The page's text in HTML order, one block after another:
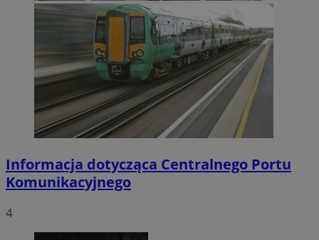
Informacja dotycząca Centralnego Portu
Komunikacyjnego
4